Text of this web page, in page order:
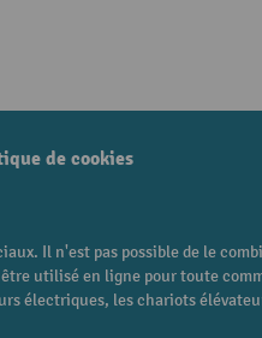
de cookies
Il n'est pas possible de le
utilisé en ligne pour toute
électriques, les chariots